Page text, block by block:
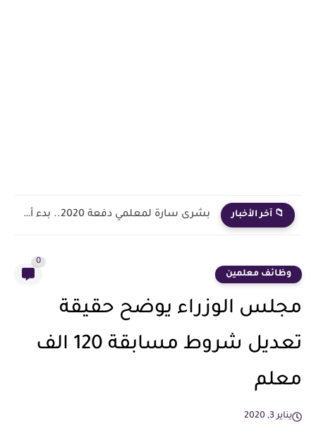
📁 آخر الأخبار بشرى سارة لمعلمي دفعة 2020.. بدء أول خطوة رسمية في...
وظائف معلمين
0
مجلس الوزراء يوضح حقيقة
تعديل شروط مسابقة 120 الف
معلم
يناير 3, 2020